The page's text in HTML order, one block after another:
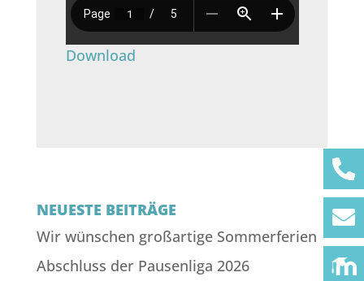
Download
NEUESTE BEITRÄGE
Wir wünschen großartige Sommerferien
Abschluss der Pausenliga 2026